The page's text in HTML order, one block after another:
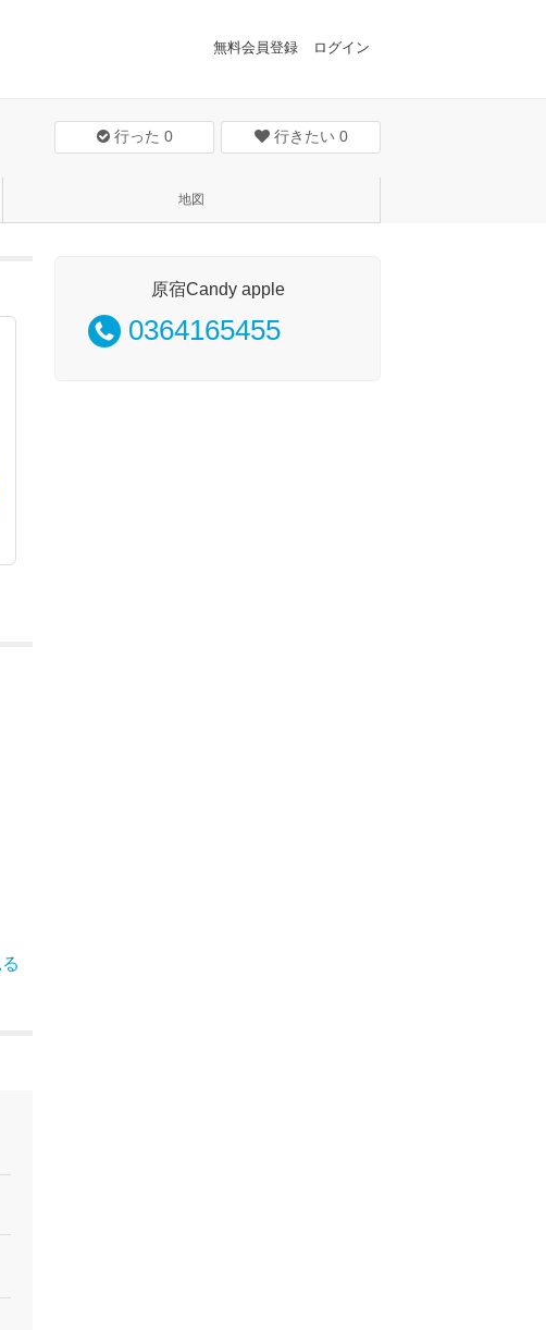
無料会員登録 ログイン
行った 0 行きたい 0
地図
原宿Candy apple
0364165455